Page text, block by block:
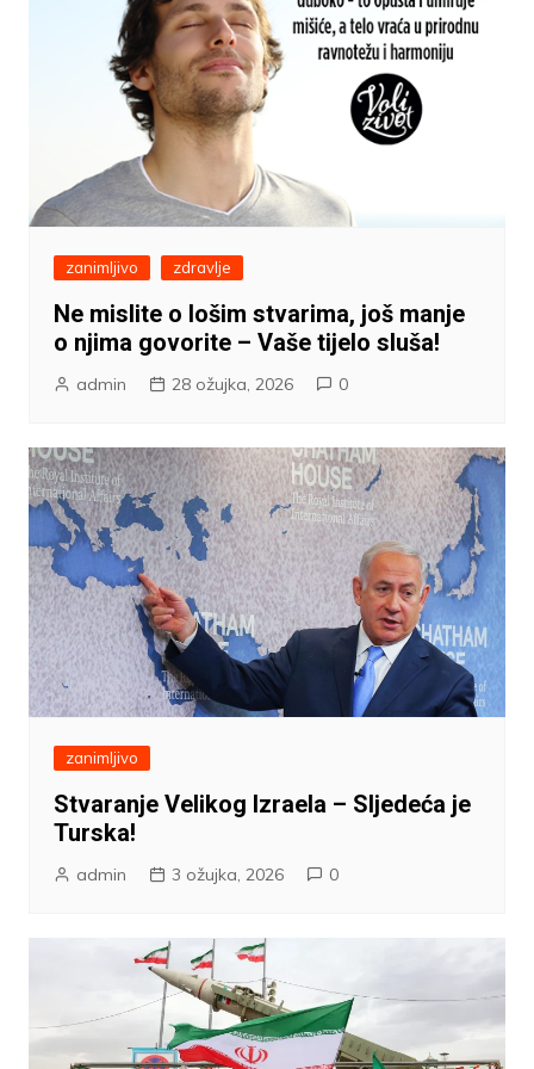
zanimljivo zdravlje
Ne mislite o lošim stvarima, još manje
o njima govorite – Vaše tijelo sluša!
admin 28 ožujka, 2026 0
zanimljivo
Stvaranje Velikog Izraela – Sljedeća je
Turska!
admin 3 ožujka, 2026 0